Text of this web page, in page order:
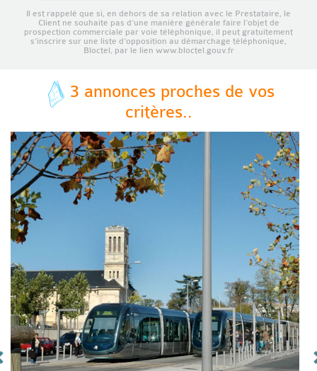
Il est rappelé que si, en dehors de sa relation avec le Prestataire, le
Client ne souhaite pas d’une manière générale faire l’objet de
prospection commerciale par voie téléphonique, il peut gratuitement
s’inscrire sur une liste d’opposition au démarchage téléphonique,
Bloctel, par le lien www.bloctel.gouv.fr
3 annonces proches de vos
critères..